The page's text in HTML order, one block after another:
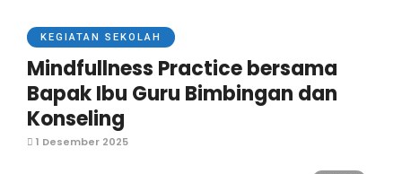
KEGIATAN SEKOLAH
Mindfullness Practice bersama
Bapak Ibu Guru Bimbingan dan
Konseling
1 Desember 2025